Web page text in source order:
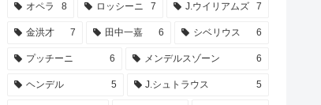
オペラ 8 ロッシーニ 7 J.ウイリアムズ 7
金洪才 7 田中一嘉 6 シベリウス 6
プッチーニ 6 メンデルスゾーン 6
ヘンデル 5 J.シュトラウス 5